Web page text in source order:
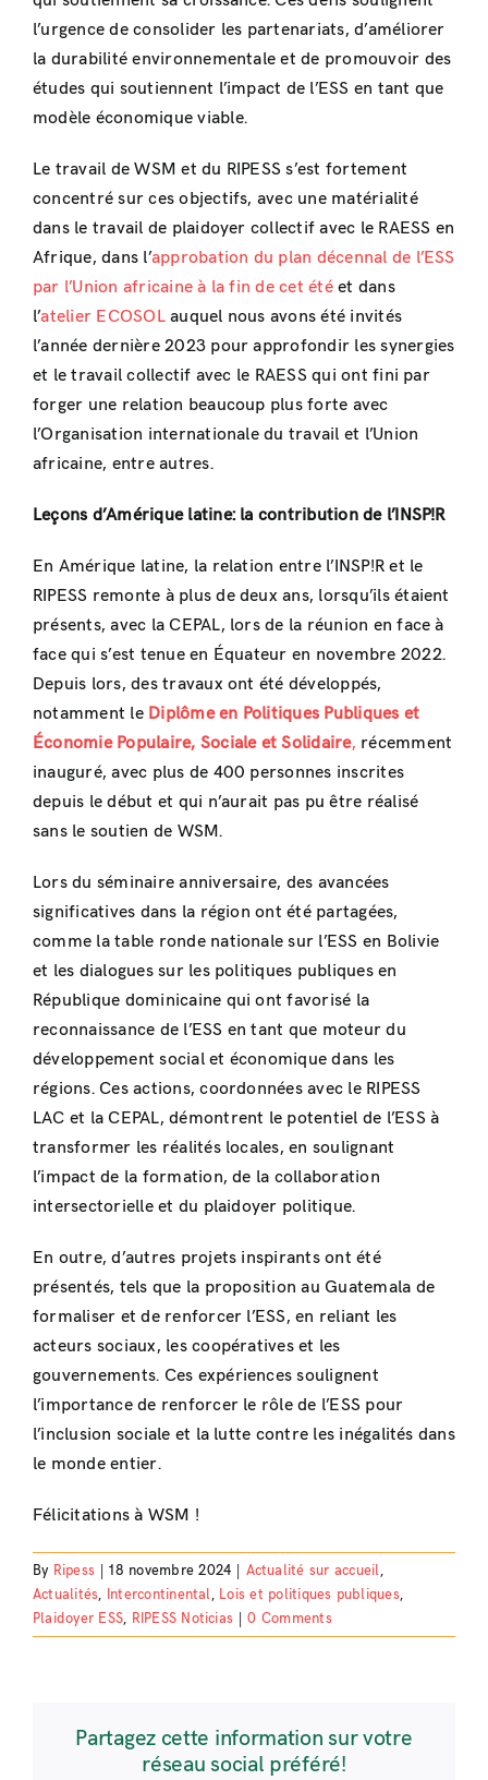
l’urgence de consolider les partenariats, d’améliorer
la durabilité environnementale et de promouvoir des
études qui soutiennent l’impact de l’ESS en tant que
modèle économique viable.
Le travail de WSM et du RIPESS s’est fortement
concentré sur ces objectifs, avec une matérialité
dans le travail de plaidoyer collectif avec le RAESS en
Afrique, dans l’approbation du plan décennal de l’ESS
par l’Union africaine à la fin de cet étéet dans
l’atelier ECOSOLauquel nous avons été invités
l’année dernière 2023 pour approfondir les synergies
et le travail collectif avec le RAESS qui ont fini par
forger une relation beaucoup plus forte avec
l’Organisation internationale du travail et l’Union
africaine, entre autres.
Leçons d’Amérique latine: la contribution de l’INSP!R
En Amérique latine, la relation entre l’INSP!R et le
RIPESS remonte à plus de deux ans, lorsqu’ils étaient
présents, avec la CEPAL, lors de la réunion en face à
face qui s’est tenue en Équateur en novembre 2022.
Depuis lors, des travaux ont été développés,
notamment le Diplôme en Politiques Publiques et
Économie Populaire, Sociale et Solidaire, récemment
inauguré, avec plus de 400 personnes inscrites
depuis le début et qui n’aurait pas pu être réalisé
sans le soutien de WSM.
Lors du séminaire anniversaire, des avancées
significatives dans la région ont été partagées,
comme la table ronde nationale sur l’ESS en Bolivie
et les dialogues sur les politiques publiques en
République dominicaine qui ont favorisé la
reconnaissance de l’ESS en tant que moteur du
développement social et économique dans les
régions. Ces actions, coordonnées avec le RIPESS
LAC et la CEPAL, démontrent le potentiel de l’ESS à
transformer les réalités locales, en soulignant
l’impact de la formation, de la collaboration
intersectorielle et du plaidoyer politique.
En outre, d’autres projets inspirants ont été
présentés, tels que la proposition au Guatemala de
formaliser et de renforcer l’ESS, en reliant les
acteurs sociaux, les coopératives et les
gouvernements. Ces expériences soulignent
l’importance de renforcer le rôle de l’ESS pour
l’inclusion sociale et la lutte contre les inégalités dans
le monde entier.
Félicitations à WSM !
By Ripess 18 novembre 2024 Actualité sur accueil,
Actualités, Intercontinental, Lois et politiques publiques,
Plaidoyer ESS, RIPESS Noticias 0 Comments
Partagez cette information sur votre
réseau social préféré!